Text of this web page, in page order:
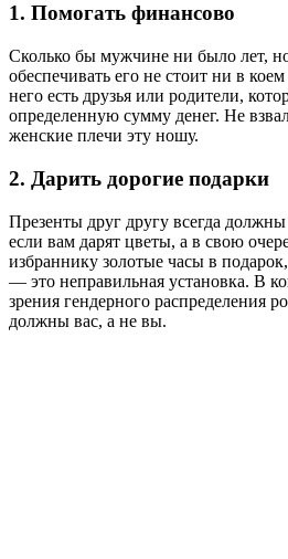
1. Помогать финансово
Сколько бы мужчине ни было лет,
обеспечивать его не стоит ни в
него есть друзья или родители,
определенную сумму денег. Не
женские плечи эту ношу.
2. Дарить дорогие подарки
Презенты друг другу всегда
если вам дарят цветы, а в свою
избраннику золотые часы в
— это неправильная установка. В
зрения гендерного распределения
должны вас, а не вы.